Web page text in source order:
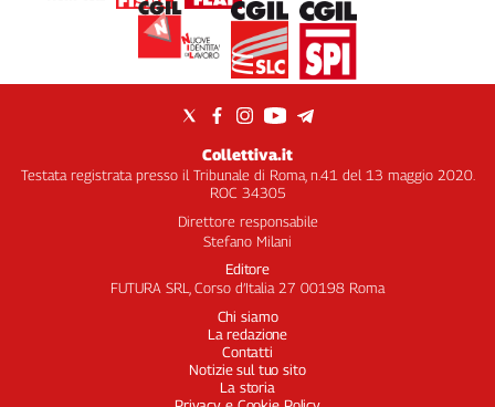
Collettiva.it
Testata registrata presso il Tribunale di Roma, n.41 del 13 maggio 2020.
ROC 34305
Direttore responsabile
Stefano Milani
Editore
FUTURA SRL, Corso d’Italia 27 00198 Roma
Chi siamo
La redazione
Contatti
Notizie sul tuo sito
La storia